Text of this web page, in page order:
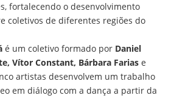
fortalecendo o desenvolvimento
coletivos de diferentes regiões do
é um coletivo formado por Daniel
Vítor Constant, Bárbara Farias e
artistas desenvolvem um trabalho
em diálogo com a dança a partir da